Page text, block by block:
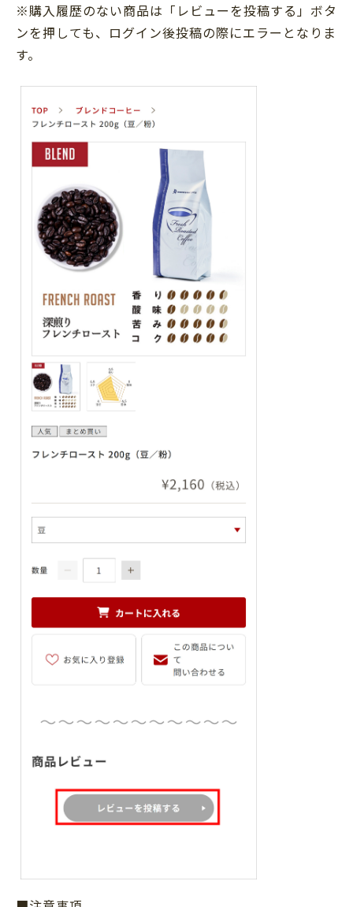
※購入履歴のない商品は「レビューを投稿する」ボタ
ンを押しても、ログイン後投稿の際にエラーとなりま
す。